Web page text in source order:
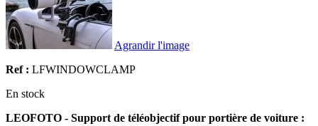
Agrandir l'image
Ref : LFWINDOWCLAMP
En stock
LEOFOTO - Support de téléobjectif pour portière de voiture :